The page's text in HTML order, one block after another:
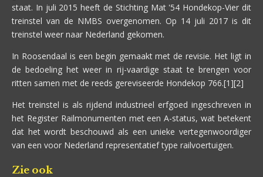
staat. In juli 2015 heeft de Stichting Mat '54 Hondekop-Vier dit
treinstel van de NMBS overgenomen. Op 14 juli 2017 is dit
treinstel weer naar Nederland gekomen.
In Roosendaal is een begin gemaakt met de revisie. Het ligt in
de bedoeling het weer in rij-vaardige staat te brengen voor
ritten samen met de reeds gereviseerde Hondekop 766.[1][2]
Het treinstel is als rijdend industrieel erfgoed ingeschreven in
het Register Railmonumenten met een A-status, wat betekent
dat het wordt beschouwd als een unieke vertegenwoordiger
van een voor Nederland representatief type railvoertuigen.
Zie ook